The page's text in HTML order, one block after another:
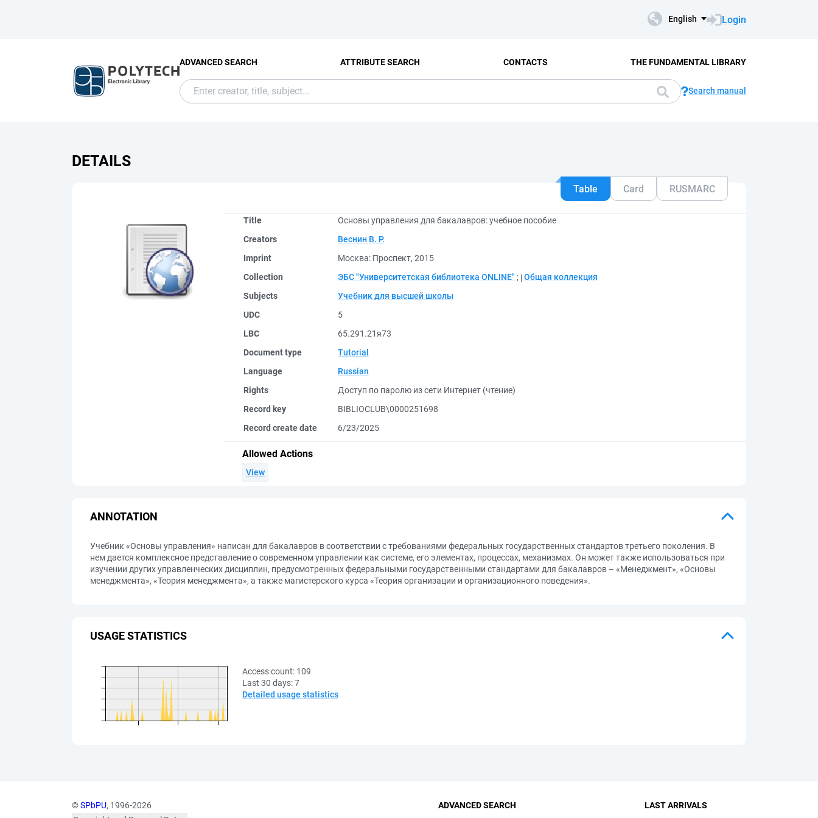
English Login
ADVANCED SEARCH ATTRIBUTE SEARCH CONTACTS THE FUNDAMENTAL LIBRARY
Search manual
DETAILS
Table Card RUSMARC
Title
Основы управления для бакалавров: учебное пособие
Creators
Веснин В. Р.
Imprint
Москва: Проспект, 2015
Collection
ЭБС "Университетская библиотека ONLINE" ; Общая коллекция
Subjects
Учебник для высшей школы
UDC
5
LBC
65.291.21я73
Document type
Tutorial
Language
Russian
Rights
Доступ по паролю из сети Интернет (чтение)
Record key
BIBLIOCLUB\0000251698
Record create date
6/23/2025
Allowed Actions
View
ANNOTATION
Учебник «Основы управления» написан для бакалавров в соответствии с требованиями федеральных государственных стандартов третьего поколения. В
нем дается комплексное представление о современном управлении как системе, его элементах, процессах, механизмах. Он может также использоваться при
изучении других управленческих дисциплин, предусмотренных федеральными государственными стандартами для бакалавров – «Менеджмент», «Основы
менеджмента», «Теория менеджмента», а также магистерского курса «Теория организации и организационного поведения».
USAGE STATISTICS
Access count: 109
Last 30 days:7
Detailed usage statistics
©SPbPU, 1996-2026
ADVANCED SEARCH LAST ARRIVALS